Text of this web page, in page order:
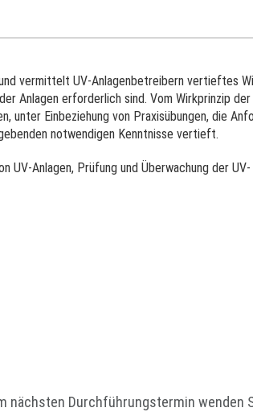
vermittelt UV-Anlagenbetreibern vertieftes
Anlagen erforderlich sind. Vom Wirkprinzip der
unter Einbeziehung von Praxisübungen, die
notwendigen Kenntnisse vertieft.
UV-Anlagen, Prüfung und Überwachung der UV-
Durchführungstermin wenden